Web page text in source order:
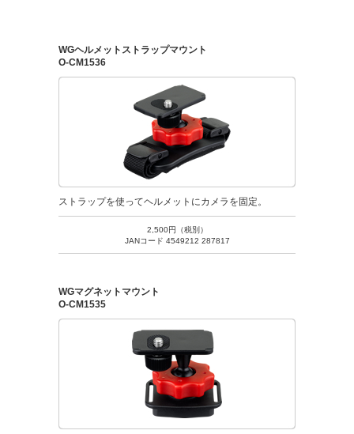
WGヘルメットストラップマウント
O-CM1536
ストラップを使ってヘルメットにカメラを固定。
2,500円（税別）
JANコード 4549212 287817
WGマグネットマウント
O-CM1535